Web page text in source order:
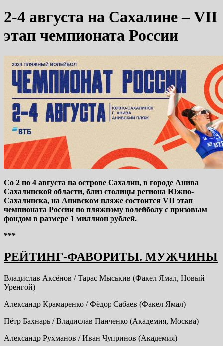
2-4 августа на Сахалине – VII
этап чемпионата России
Со 2 по 4 августа на острове Сахалин, в городе Анива
Сахалинской области, близ столицы региона Южно-
Сахалинска, на Анивском пляже состоится VII этап
чемпионата России по пляжному волейболу с призовым
фондом в размере 1 миллион рублей.
***
РЕЙТИНГ-ФАВОРИТЫ. МУЖЧИНЫ
Владислав Аксёнов / Тарас Мыськив (Факел Ямал, Новый
Уренгой)
Александр Крамаренко / Фёдор Сабаев (Факел Ямал)
Пётр Бахнарь / Владислав Панченко (Академия, Москва)
Александр Рухманов / Иван Чупринов (Академия)